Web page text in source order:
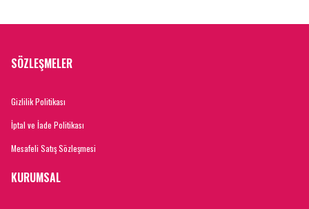
SÖZLEŞMELER
Gizlilik Politikası
İptal ve İade Politikası
Mesafeli Satış Sözleşmesi
KURUMSAL